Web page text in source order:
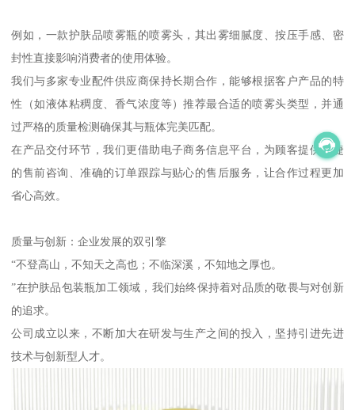
例如，一款护肤品喷雾瓶的喷雾头，其出雾细腻度、按压手感、密
封性直接影响消费者的使用体验。
我们与多家专业配件供应商保持长期合作，能够根据客户产品的特
性（如液体粘稠度、香气浓度等）推荐最合适的喷雾头类型，并通
过严格的质量检测确保其与瓶体完美匹配。
在产品交付环节，我们更借助电子商务信息平台，为顾客提供便捷
的售前咨询、准确的订单跟踪与贴心的售后服务，让合作过程更加
省心高效。
质量与创新：企业发展的双引擎
“不登高山，不知天之高也；不临深溪，不知地之厚也。
”在护肤品包装瓶加工领域，我们始终保持着对品质的敬畏与对创新
的追求。
公司成立以来，不断加大在研发与生产之间的投入，坚持引进先进
技术与创新型人才。